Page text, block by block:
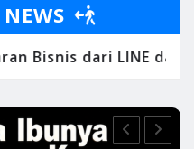
Kesulitan